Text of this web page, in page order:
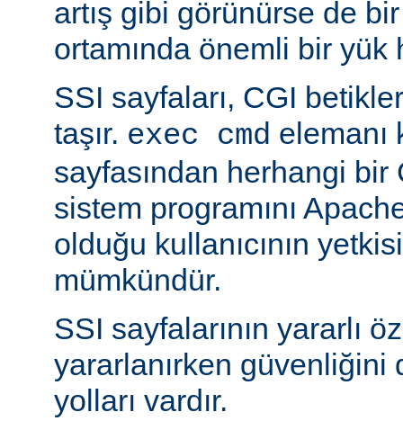
artış gibi görünürse de
ortamında önemli bir yük
SSI sayfaları, CGI
taşır. exec cmd elemanı
sayfasından herhangi
sistem programını
olduğu kullanıcının
mümkündür.
SSI sayfalarının yararlı
yararlanırken güvenliğini
yolları vardır.